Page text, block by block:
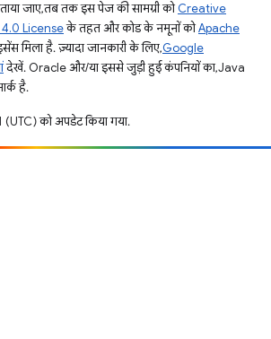
जाए, तब तक इस पेज की सामग्री कोCreative
Licenseके तहत और कोड के नमूनों कोApache
मिला है. ज़्यादा जानकारी के लिए,Google
देखें. Oracle और/या इससे जुड़ी हुई कंपनियों का, Java
है.
को अपडेट किया गया.